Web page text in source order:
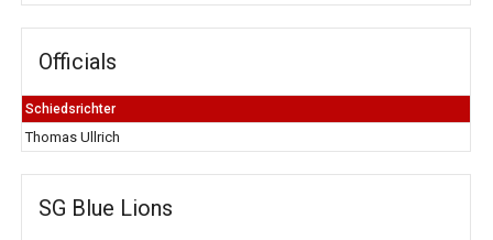
Officials
Schiedsrichter
Thomas Ullrich
SG Blue Lions